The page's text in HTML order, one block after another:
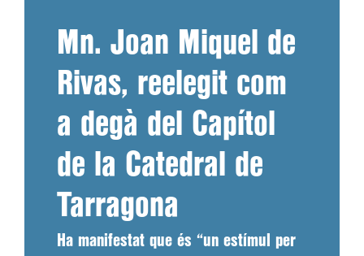
Mn. Joan Miquel de
Rivas, reelegit com
a degà del Capítol
de la Catedral de
Tarragona
Ha manifestat que és “un estímul per